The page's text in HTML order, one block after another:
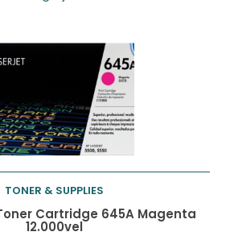
aan
TONER & SUPPLIES
Cartridge 645A Magenta
12.000vel